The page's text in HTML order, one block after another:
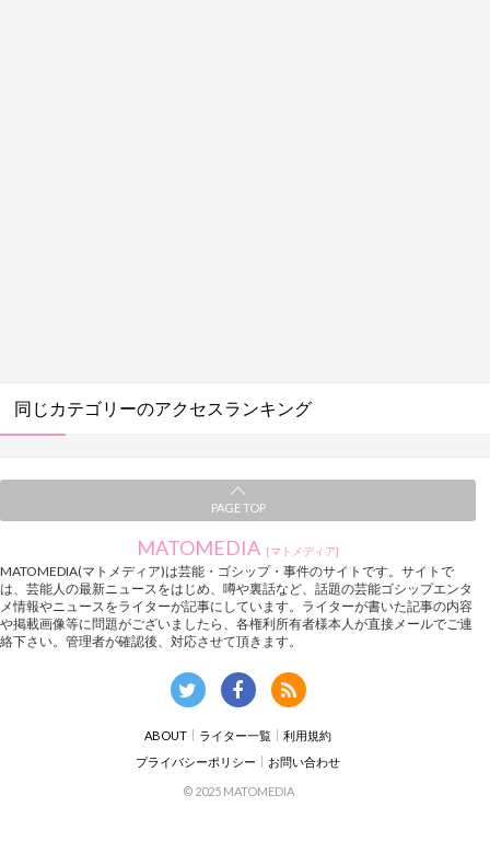
同じカテゴリーのアクセスランキング
PAGE TOP
MATOMEDIA [マトメディア]
MATOMEDIA(マトメディア)は芸能・ゴシップ・事件のサイトです。サイトで
は、芸能人の最新ニュースをはじめ、噂や裏話など、話題の芸能ゴシップエンタ
メ情報やニュースをライターが記事にしています。ライターが書いた記事の内容
や掲載画像等に問題がございましたら、各権利所有者様本人が直接メールでご連
絡下さい。管理者が確認後、対応させて頂きます。
ABOUT ライター一覧
利用規約
プライバシーポリシー
お問い合わせ
© 2025 MATOMEDIA